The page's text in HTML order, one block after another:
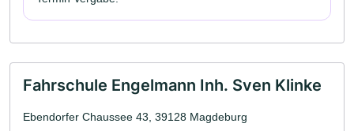
Fahrschule Engelmann Inh. Sven Klinke
Ebendorfer Chaussee 43, 39128 Magdeburg